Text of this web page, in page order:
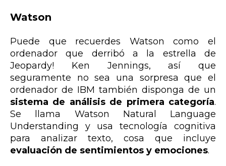
Watson
Puede que recuerdes Watson como el
ordenador que derribó a la estrella de
Jeopardy! Ken Jennings, así que
seguramente no sea una sorpresa que el
ordenador de IBM también disponga de un
sistema de análisis de primera categoría.
Se llama Watson Natural Language
Understanding y usa tecnología cognitiva
para analizar texto, cosa que incluye
evaluación de sentimientos y emociones.